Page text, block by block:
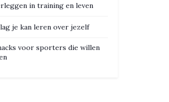
in training en leven
je kan leren over jezelf
voor sporters die willen